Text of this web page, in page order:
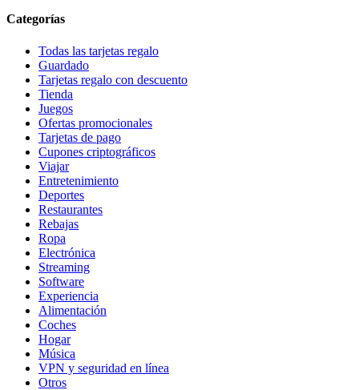
Categorías
Todas las tarjetas regalo
Guardado
Tarjetas regalo con descuento
Tienda
Juegos
Ofertas promocionales
Tarjetas de pago
Cupones criptográficos
Viajar
Entretenimiento
Deportes
Restaurantes
Rebajas
Ropa
Electrónica
Streaming
Software
Experiencia
Alimentación
Coches
Hogar
Música
VPN y seguridad en línea
Otros